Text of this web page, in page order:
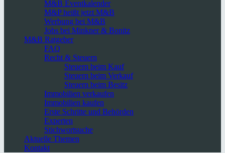
M&B Eventkalender
M&P heißt jetzt M&B
Werbung bei M&B
Jobs bei Minkner & Bonitz
M&B Ratgeber
FAQ
Recht & Steuern
Steuern beim Kauf
Steuern beim Verkauf
Steuern beim Besitz
Immobilien verkaufen
Immobilien kaufen
Erste Schritte und Behörden
Experten
Stichwortsuche
Aktuelle Themen
Kontakt